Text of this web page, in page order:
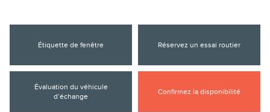
Étiquette de fenêtre Réservez un essai routier
Évaluation du véhicule
d’échange
Confirmez la disponibilité